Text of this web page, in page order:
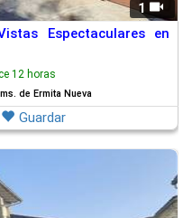
1
Espectaculares en
12 horas
de Ermita Nueva
Guardar